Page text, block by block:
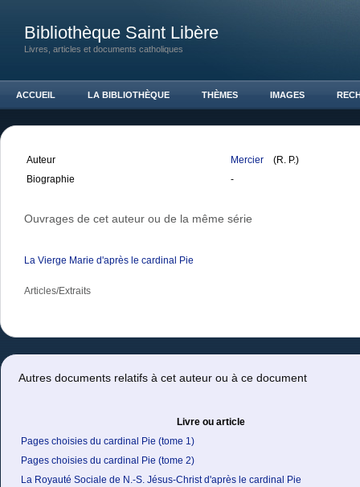
Bibliothèque Saint Libère
Livres, articles et documents catholiques
ACCUEIL LA BIBLIOTHÈQUE THÈMES IMAGES
Auteur Mercier
(R. P.)
Biographie
-
Ouvrages de cet auteur ou de la même série
La Vierge Marie d'après le cardinal Pie
Articles/Extraits
Autres documents relatifs à cet auteur ou à ce document
Livre ou article
Pages choisies du cardinal Pie (tome 1)
Pages choisies du cardinal Pie (tome 2)
La Royauté Sociale de N.-S. Jésus-Christ d'après le cardinal Pie